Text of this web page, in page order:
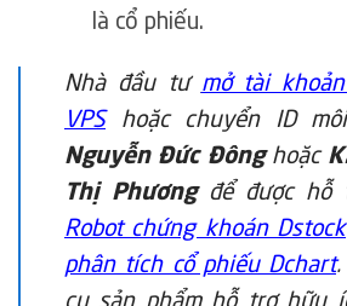
là cổ phiếu.
Nhà đầu tư mở tài
VPS hoặc chuyển ID
Nguyễn Đức Đônghoặc
Thị Phươngđể được hỗ
Robot chứng khoán Dstock
phân tích cổ phiếu Dchart.